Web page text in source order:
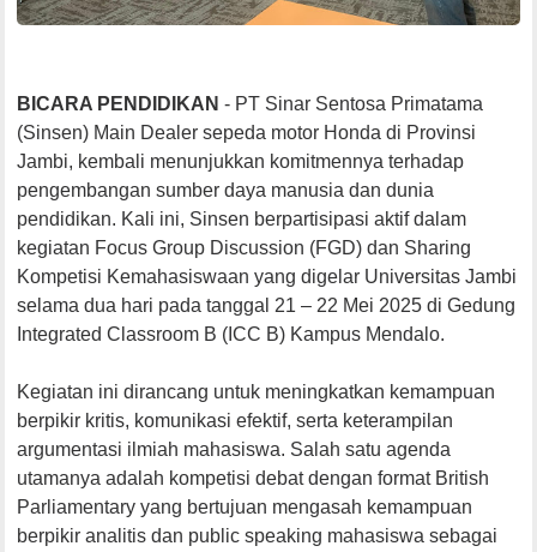
BICARA PENDIDIKAN - PT Sinar Sentosa Primatama
(Sinsen) Main Dealer sepeda motor Honda di Provinsi
Jambi, kembali menunjukkan komitmennya terhadap
pengembangan sumber daya manusia dan dunia
pendidikan. Kali ini, Sinsen berpartisipasi aktif dalam
kegiatan Focus Group Discussion (FGD) dan Sharing
Kompetisi Kemahasiswaan yang digelar Universitas Jambi
selama dua hari pada tanggal 21 – 22 Mei 2025 di Gedung
Integrated Classroom B (ICC B) Kampus Mendalo.
Kegiatan ini dirancang untuk meningkatkan kemampuan
berpikir kritis, komunikasi efektif, serta keterampilan
argumentasi ilmiah mahasiswa. Salah satu agenda
utamanya adalah kompetisi debat dengan format British
Parliamentary yang bertujuan mengasah kemampuan
berpikir analitis dan public speaking mahasiswa sebagai